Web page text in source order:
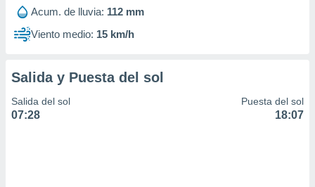
Acum. de lluvia: 112 mm
Viento medio: 15 km/h
Salida y Puesta del sol
Salida del sol
07:28
Puesta del sol
18:07